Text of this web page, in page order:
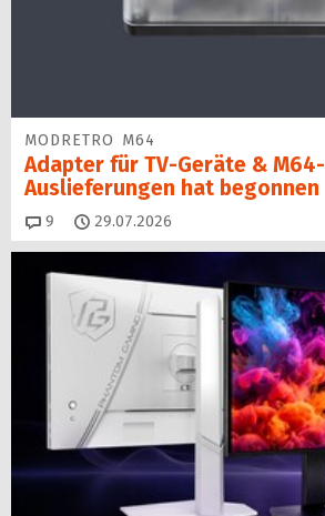
MODRETRO M64
Adapter für TV-Geräte & M64-
Auslieferungen hat begon­nen
9 Kommentare
29.07.2026